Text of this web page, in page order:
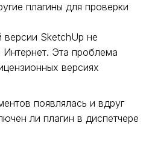
плагины для проверки
версии SketchUp не
Эта проблема
версиях
появлялась и вдруг
ли плагин в диспетчере